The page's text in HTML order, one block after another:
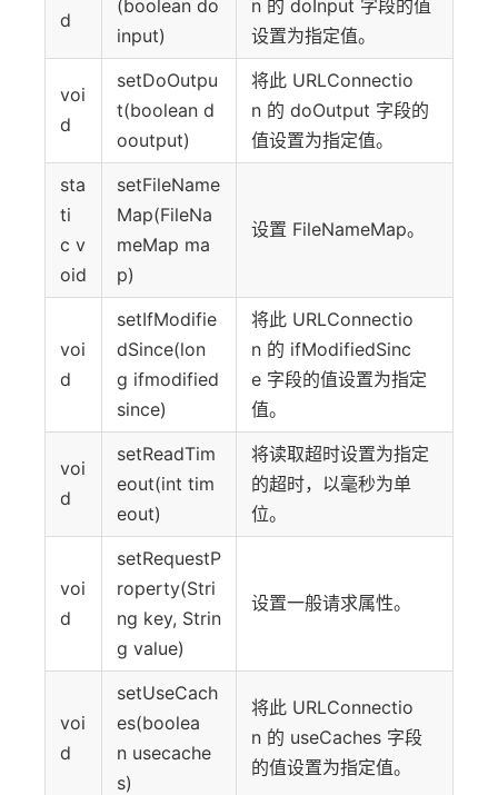
d
(boolean do
input)
n 的 doInput 字段的值
设置为指定值。
voi
d
setDoOutpu
t(boolean d
ooutput)
将此 URLConnectio
n 的 doOutput 字段的
值设置为指定值。
sta
ti
c v
oid
setFileName
Map(FileNa
meMap ma
p)
设置 FileNameMap。
voi
d
setIfModifie
dSince(lon
g ifmodified
since)
将此 URLConnectio
n 的 ifModifiedSinc
e 字段的值设置为指定
值。
voi
d
setReadTim
eout(int tim
eout)
将读取超时设置为指定
的超时，以毫秒为单
位。
voi
d
setRequestP
roperty(Stri
ng key, Strin
g value)
设置一般请求属性。
voi
d
setUseCach
es(boolea
n usecache
s)
将此 URLConnectio
n 的 useCaches 字段
的值设置为指定值。